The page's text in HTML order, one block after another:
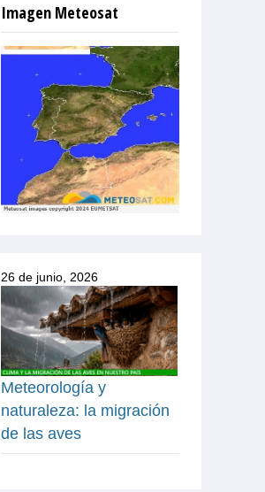
Imagen Meteosat
26 de junio, 2026
Meteorología y
naturaleza: la migración
de las aves